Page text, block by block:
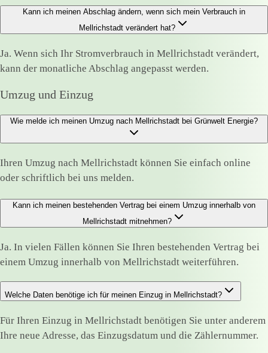
Kann ich meinen Abschlag ändern, wenn sich mein Verbrauch in
Mellrichstadt verändert hat?
Ja. Wenn sich Ihr Stromverbrauch in Mellrichstadt verändert,
kann der monatliche Abschlag angepasst werden.
Umzug und Einzug
Wie melde ich meinen Umzug nach Mellrichstadt bei Grünwelt Energie?
Ihren Umzug nach Mellrichstadt können Sie einfach online
oder schriftlich bei uns melden.
Kann ich meinen bestehenden Vertrag bei einem Umzug innerhalb von
Mellrichstadt mitnehmen?
Ja. In vielen Fällen können Sie Ihren bestehenden Vertrag bei
einem Umzug innerhalb von Mellrichstadt weiterführen.
Welche Daten benötige ich für meinen Einzug in Mellrichstadt?
Für Ihren Einzug in Mellrichstadt benötigen Sie unter anderem
Ihre neue Adresse, das Einzugsdatum und die Zählernummer.